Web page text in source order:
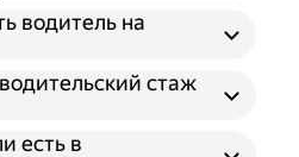
водитель на
стаж
есть в